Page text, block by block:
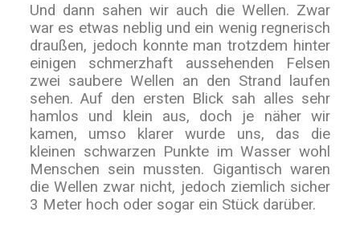
Und dann sahen wir auch die Wellen. Zwar
war es etwas neblig und ein wenig regnerisch
draußen, jedoch konnte man trotzdem hinter
einigen schmerzhaft aussehenden Felsen
zwei saubere Wellen an den Strand laufen
sehen. Auf den ersten Blick sah alles sehr
hamlos und klein aus, doch je näher wir
kamen, umso klarer wurde uns, das die
kleinen schwarzen Punkte im Wasser wohl
Menschen sein mussten. Gigantisch waren
die Wellen zwar nicht, jedoch ziemlich sicher
3 Meter hoch oder sogar ein Stück darüber.